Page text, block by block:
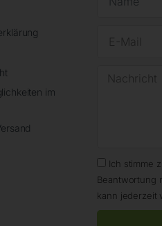
im
Ich stimme
Beantwortung
kann jederzeit